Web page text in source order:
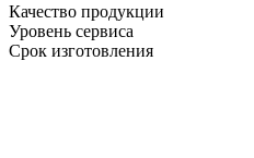
Качество продукции
Уровень сервиса
Срок изготовления